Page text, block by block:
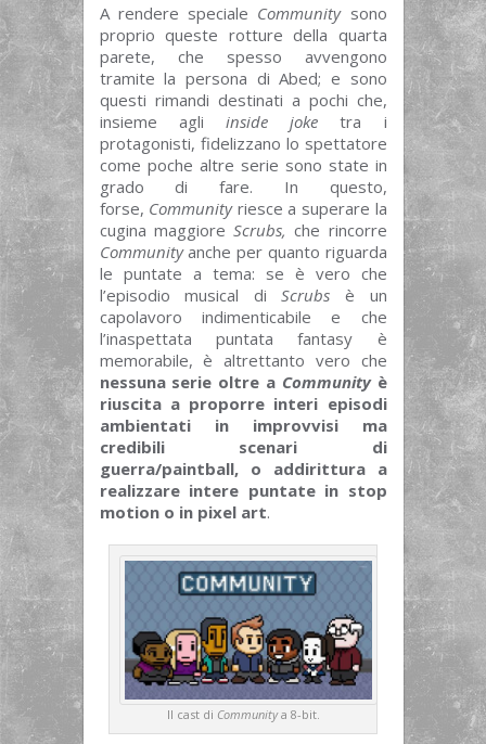
A rendere speciale Communitysono
proprio queste rotture della quarta
parete, che spesso avvengono
tramite la persona di Abed; e sono
questi rimandi destinati a pochi che,
insieme agli inside joke tra i
protagonisti, fidelizzano lo spettatore
come poche altre serie sono state in
grado di fare. In questo,
forse, Communityriesce a superare la
cugina maggiore Scrubs, che rincorre
Communityanche per quanto riguarda
le puntate a tema: se è vero che
l’episodio musical diScrubs è un
capolavoro indimenticabile e che
l’inaspettata puntata fantasy è
memorabile, è altrettanto vero che
nessuna serie oltre a Communityè
riuscita a proporre interi episodi
ambientati in improvvisi ma
credibili scenari di
guerra/paintball, o addirittura a
realizzare intere puntate in stop
motion o in pixel art.
Il cast di Communitya 8-bit.